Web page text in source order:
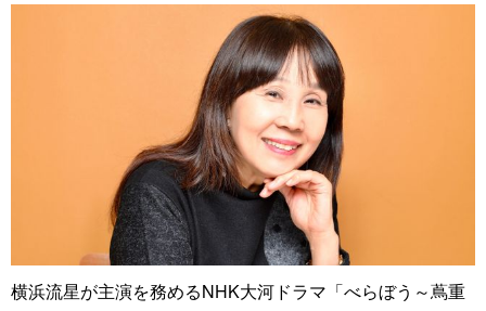
横浜流星が主演を務めるNHK大河ドラマ「べらぼう～蔦重